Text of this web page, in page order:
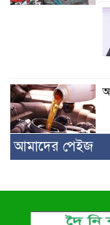
আমাদের পেইজ